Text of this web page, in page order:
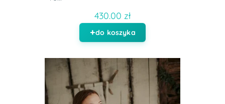
430.00 zł
do koszyka